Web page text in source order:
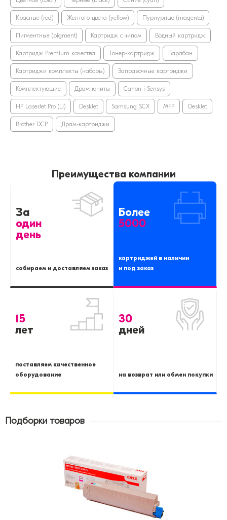
Красные (red) Желтого цвета (yellow) Пурпурные (magenta)
Пигментные (pigment) Картридж с чипом Водный картридж
Картридж Premium качества Тонер-картридж Барабан
Картриджи комплекты (наборы) Заправочные картриджи
Комплектующие Драм-юниты Canon i-Sensys
HP LaserJet Pro (LJ) DeskJet Samsung SCX MFP DeskJet
Brother DCP Драм-картриджи
Преимущества компании
За
один
день
собираем и доставляем заказ
Более
5000
картриджей в наличии
и под заказ
15
лет
поставляем качественное
оборудование
30
дней
на возврат или обмен покупки
Подборки товаров